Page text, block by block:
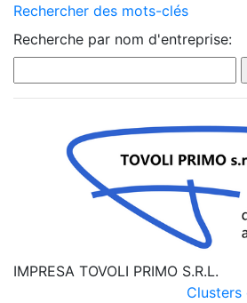
Rechercher des mots-clés
Recherche par nom d'entreprise:
IMPRESA TOVOLI PRIMO S.R.L.
Clusters